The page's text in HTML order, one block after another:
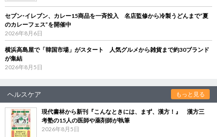
セブン‐イレブン、カレー15商品を一斉投入 名店監修から冷製うどんまで“夏
のカレーフェス”を開催中
2026年8月6日
横浜高島屋で「韓国市場」がスタート 人気グルメから雑貨まで約30ブランド
が集結
2026年8月5日
ヘルスケア もっと見る
現代書林から新刊『こんなときには、まず、漢方！』 漢方三
考塾の15人の医師や薬剤師が執筆
2026年8月5日